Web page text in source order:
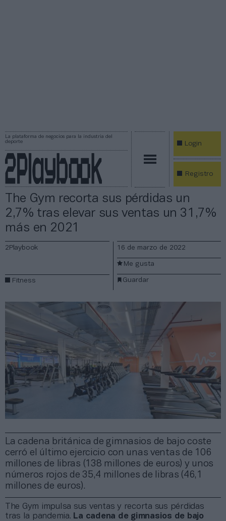
La plataforma de negocios para la industria del
deporte
Login
Registro
The Gym recorta sus pérdidas un
2,7% tras elevar sus ventas un 31,7%
más en 2021
La cadena británica de gimnasios de bajo coste
cerró el último ejercicio con unas ventas de 106
millones de libras (138 millones de euros) y unos
números rojos de 35,4 millones de libras (46,1
millones de euros).
2Playbook
Fitness
16 de marzo de 2022
Guardar
Me gusta
The Gym impulsa sus ventas y recorta sus pérdidas
tras la pandemia. La cadena de gimnasios de bajo